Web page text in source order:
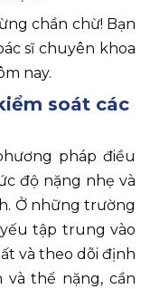
chần chừ! Bạn
sĩ chuyên khoa
nay.
soát các
pháp điều
độ nặng nhẹ và
Ở những trường
tập trung vào
và theo dõi định
và thể nặng, cần